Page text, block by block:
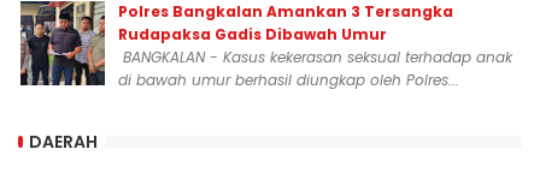
Polres Bangkalan Amankan 3 Tersangka
Rudapaksa Gadis Dibawah Umur
BANGKALAN - Kasus kekerasan seksual terhadap anak
di bawah umur berhasil diungkap oleh Polres...
DAERAH